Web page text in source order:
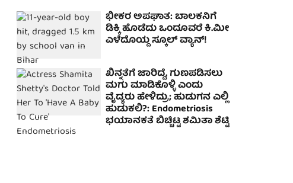
ಭೀಕರ ಅಪಘಾತ: ಬಾಲಕನಿಗೆ
ಡಿಕ್ಕಿ ಹೊಡೆದು ಒಂದೂವರೆ ಕಿ.ಮೀ
ಎಳೆದೊಯ್ದ ಸ್ಕೂಲ್ ವ್ಯಾನ್!
ಖಿನ್ನತೆಗೆ ಜಾರಿದ್ದೆ, ಗುಣಪಡಿಸಲು
ಮಗು ಮಾಡಿಕೊಳ್ಳಿ ಎಂದು
ವೈದ್ಯರು ಹೇಳಿದ್ರು; ಹುಡುಗನ ಎಲ್ಲಿ
ಹುಡುಕಲಿ?: Endometriosis
ಭಯಾನಕತೆ ಬಿಚ್ಚಿಟ್ಟ ಶಮಿತಾ ಶೆಟ್ಟಿ